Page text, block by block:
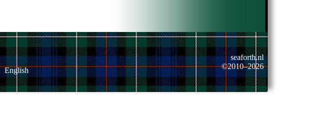
English
seaforth.nl
©2010–2026